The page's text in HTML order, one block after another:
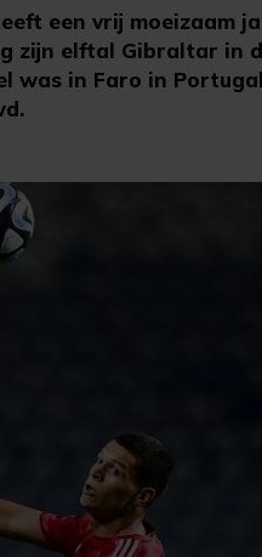
een vrij moeizaam
zijn elftal Gibraltar in
was in Faro in